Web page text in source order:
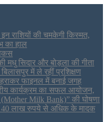
राशियों की चमकेगी किस्मत,
का हाल
मधु सिदार और बोड़ला की गीता
में ले रहीं प्रशिक्षण
फाइनल में बनाई जगह
कार्यक्रम का सफल आयोजन,
Milk Bank)” की घोषणा
40 लाख रुपये से अधिक के मादक